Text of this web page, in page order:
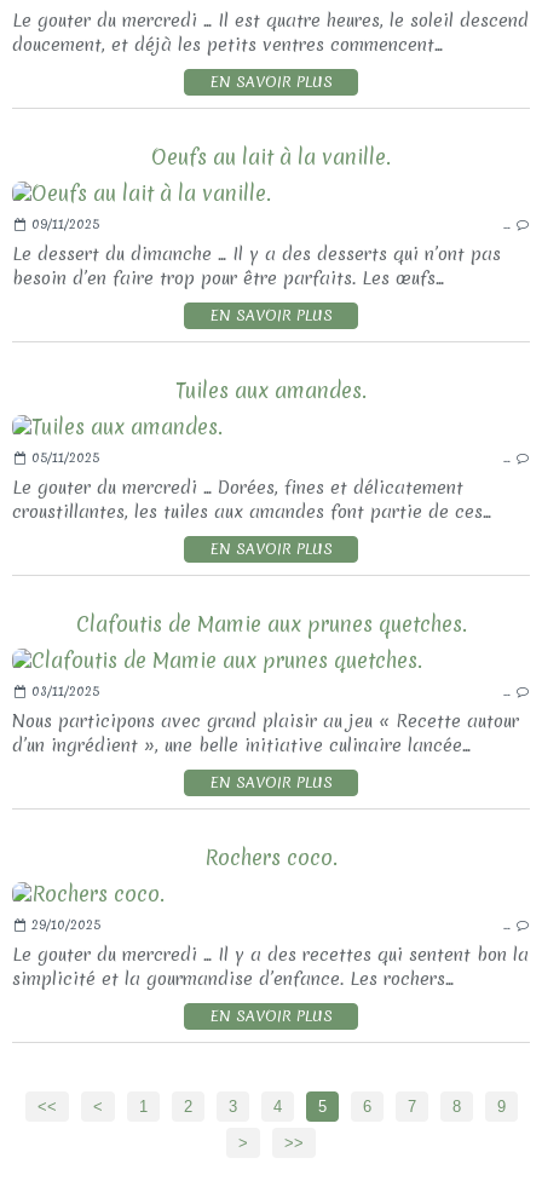
Le gouter du mercredi ... Il est quatre heures, le soleil descend
doucement, et déjà les petits ventres commencent...
EN SAVOIR PLUS
Oeufs au lait à la vanille.
09/11/2025 …
Le dessert du dimanche ... Il y a des desserts qui n’ont pas
besoin d’en faire trop pour être parfaits. Les œufs...
EN SAVOIR PLUS
Tuiles aux amandes.
05/11/2025 …
Le gouter du mercredi ... Dorées, fines et délicatement
croustillantes, les tuiles aux amandes font partie de ces...
EN SAVOIR PLUS
Clafoutis de Mamie aux prunes quetches.
03/11/2025 …
Nous participons avec grand plaisir au jeu « Recette autour
d’un ingrédient », une belle initiative culinaire lancée...
EN SAVOIR PLUS
Rochers coco.
29/10/2025 …
Le gouter du mercredi ... Il y a des recettes qui sentent bon la
simplicité et la gourmandise d’enfance. Les rochers...
EN SAVOIR PLUS
<< < 1 2 3 4 5 6 7 8
9
>
>>